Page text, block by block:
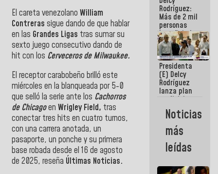
El careta venezolano William
Contreras sigue dando de que hablar
en las Grandes Ligas tras sumar su
sexto juego consecutivo dando de
hit con los Cerveceros de Milwaukee.
El receptor carabobeño brilló este
miércoles en la blanqueada por 5-0
que selló la serie ante los Cachorros
de Chicagoen Wrigley Field, tras
conectar tres hits en cuatro turnos,
con una carrera anotada, un
pasaporte, un ponche y su primera
base robada desde el 16 de agosto
de 2025, reseña Últimas Noticias.
Rodríguez:
Más de 2 mil
personas
beneficiadas
con planes
para
atención de
emergencia
sísmica en
la última
semana
Presidenta
(E) Delcy
Rodríguez
lanza plan
crediticio
con subsidio
a Juntas de
Condominio
Noticias
más
leídas